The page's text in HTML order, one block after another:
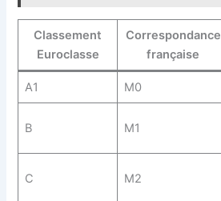
Classement
Euroclasse
Correspondance
française
A1 M0
B M1
C M2